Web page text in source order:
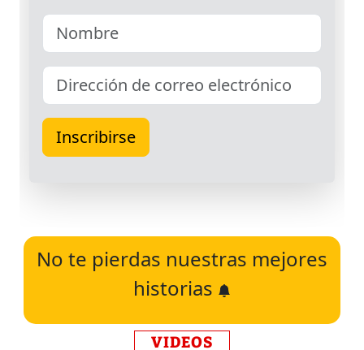
No te pierdas nuestras mejores
historias
VIDEOS